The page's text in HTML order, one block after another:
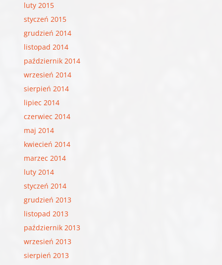
luty 2015
styczeń 2015
grudzień 2014
listopad 2014
październik 2014
wrzesień 2014
sierpień 2014
lipiec 2014
czerwiec 2014
maj 2014
kwiecień 2014
marzec 2014
luty 2014
styczeń 2014
grudzień 2013
listopad 2013
październik 2013
wrzesień 2013
sierpień 2013